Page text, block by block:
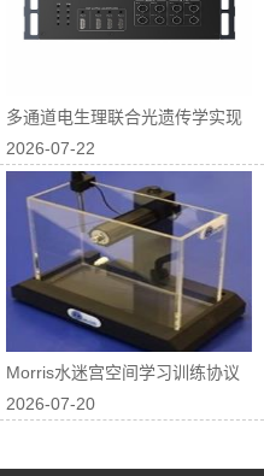
多通道电生理联合光遗传学实现
神经回路因果...
2026-07-22
Morris水迷宫空间学习训练协议
优化
2026-07-20